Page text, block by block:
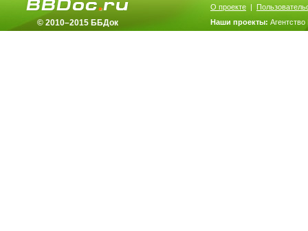
© 2010–2015 ББДок
О проекте |
Наши проекты: